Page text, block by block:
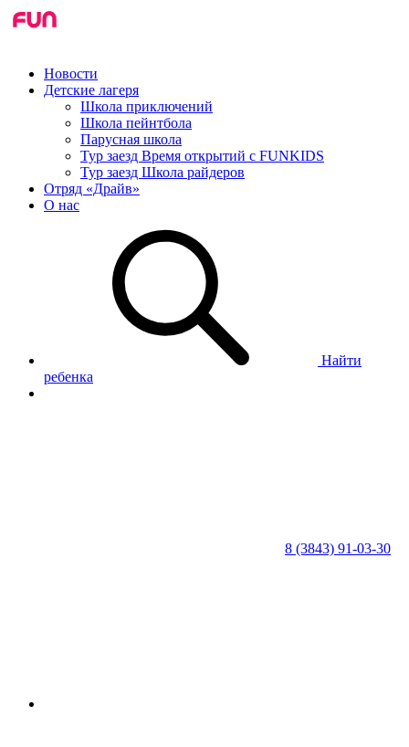
Новости
Детские лагеря
Школа приключений
Школа пейнтбола
Парусная школа
Тур заезд Время открытий с FUNKIDS
Тур заезд Школа райдеров
Отряд «Драйв»
О нас
Найти
ребенка
8 (3843) 91-03-30